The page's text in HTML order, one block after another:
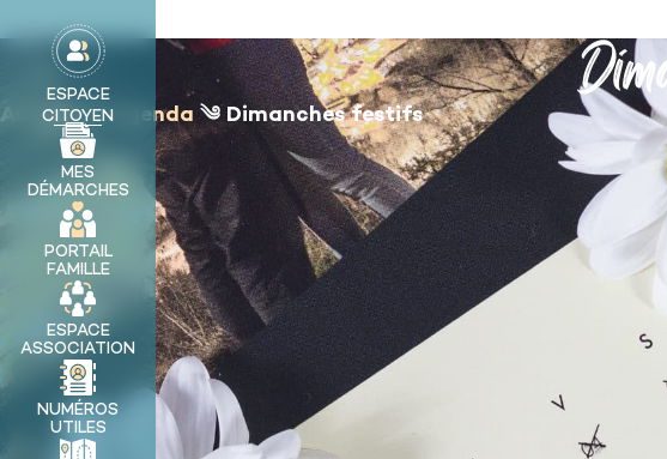
principal
MA VILLE MON
ESPACE
CITOYEN
MES
DÉMARCHES
PORTAIL
FAMILLE
ESPACE
ASSOCIATION
NUMÉROS
UTILES
Accueil༄Agenda ༄ Dimanches festifs